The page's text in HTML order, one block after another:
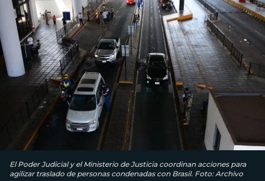
El Poder Judicial y el Ministerio de Justicia coordinan acciones para
agilizar traslado de personas condenadas con Brasil. Foto: Archivo